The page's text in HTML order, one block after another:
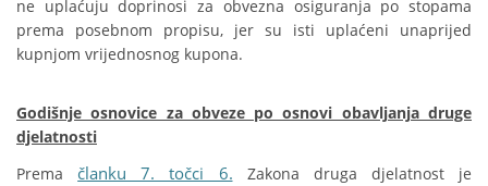
ne uplaćuju doprinosi za obvezna osiguranja po stopama
prema posebnom propisu, jer su isti uplaćeni unaprijed
kupnjom vrijednosnog kupona.
Godišnje osnovice za obveze po osnovi obavljanja druge
djelatnosti
Prema članku 7. točci 6. Zakona druga djelatnost je